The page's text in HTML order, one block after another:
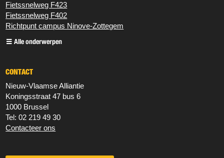
Fietssnelweg F423
Fietssnelweg F402
Richtpunt campus Ninove-Zottegem
Alle onderwerpen
CONTACT
Nieuw‐Vlaamse Alliantie
Koningsstraat 47 bus 6
1000 Brussel
Tel: 02 219 49 30
Contacteer ons